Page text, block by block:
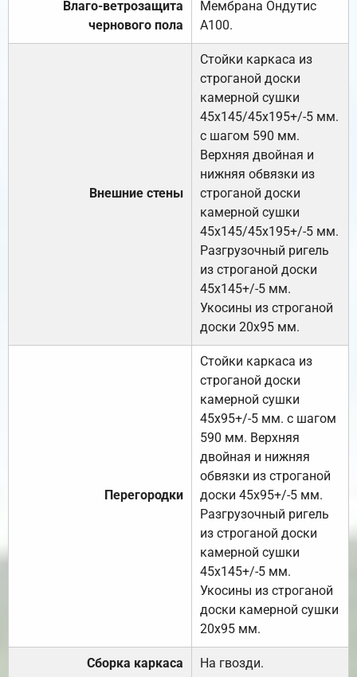
Влаго-ветрозащита
чернового пола
Мембрана Ондутис
А100.
Внешние стены
Стойки каркаса из
строганой доски
камерной сушки
45х145/45х195+/-5 мм.
с шагом 590 мм.
Верхняя двойная и
нижняя обвязки из
строганой доски
камерной сушки
45х145/45х195+/-5 мм.
Разгрузочный ригель
из строганой доски
45х145+/-5 мм.
Укосины из строганой
доски 20х95 мм.
Перегородки
Стойки каркаса из
строганой доски
камерной сушки
45х95+/-5 мм. с шагом
590 мм. Верхняя
двойная и нижняя
обвязки из строганой
доски 45х95+/-5 мм.
Разгрузочный ригель
из строганой доски
камерной сушки
45х145+/-5 мм.
Укосины из строганой
доски камерной сушки
20х95 мм.
Сборка каркаса На гвозди.